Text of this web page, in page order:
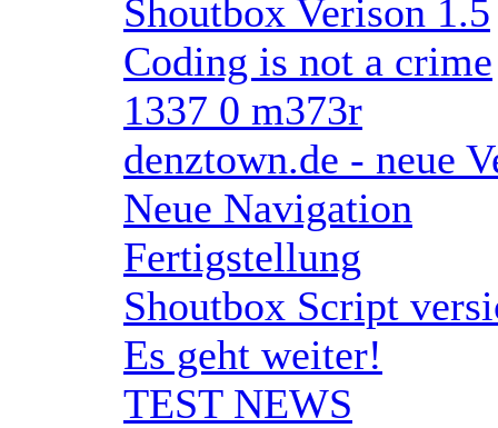
Shoutbox Verison 1.5
Coding is not a crime
1337 0 m373r
denztown.de - neue
Neue Navigation
Fertigstellung
Shoutbox Script
Es geht weiter!
TEST NEWS